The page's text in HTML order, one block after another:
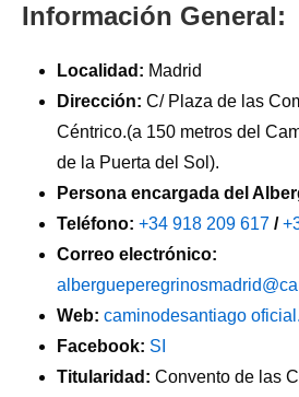
Información General:
Localidad: Madrid
Dirección: C/ Plaza de las
Céntrico.(a 150 metros del
de la Puerta del Sol).
Persona encargada del
Teléfono: +34 918 209 617 /
Correo electrónico:
Web: caminodesantiago
Facebook: SI
Titularidad: Convento de las